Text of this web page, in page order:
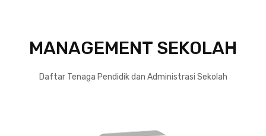
MANAGEMENT SEKOLAH
Daftar Tenaga Pendidik dan Administrasi Sekolah